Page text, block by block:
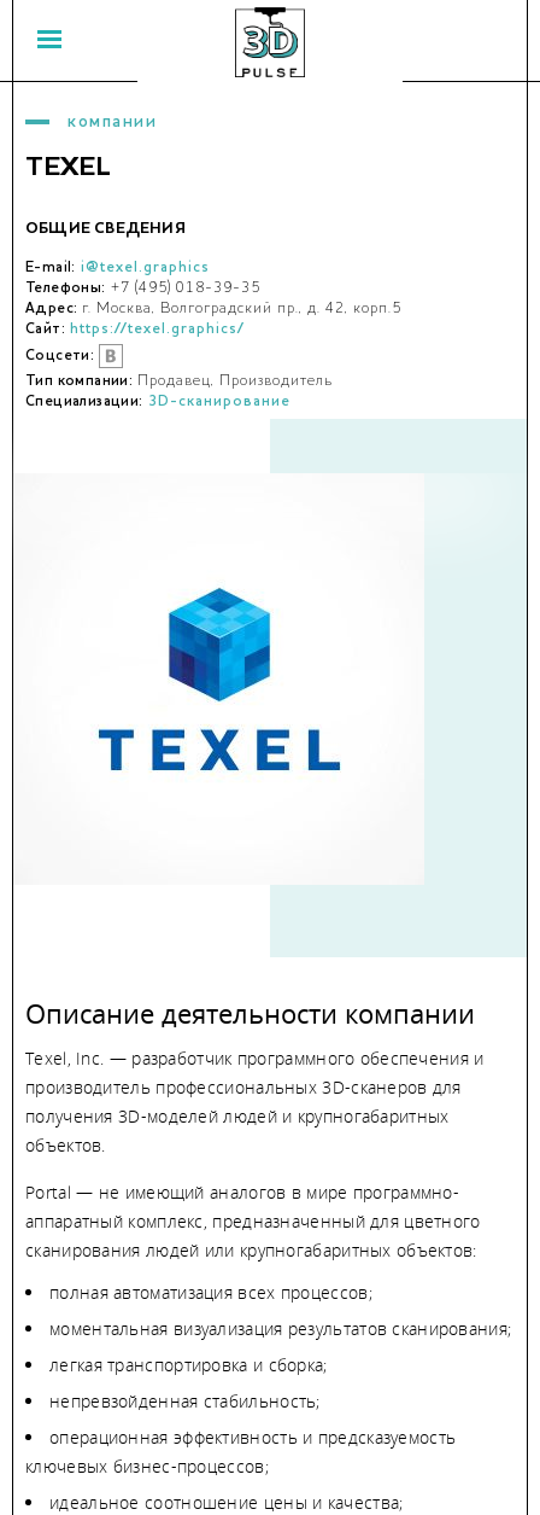
компании
TEXEL
ОБЩИЕ СВЕДЕНИЯ
E-mail: i@texel.graphics
Телефоны: +7 (495) 018-39-35
Адрес: г. Москва, Волгоградский пр., д. 42, корп.5
Сайт: https://texel.graphics/
Соцсети:
Тип компании:
Продавец, Производитель
Специализации: 3D-сканирование
Описание деятельности компании
Texel, Inc. — разработчик программного обеспечения и
производитель профессиональных 3D-сканеров для
получения 3D-моделей людей и крупногабаритных
объектов.
Portal — не имеющий аналогов в мире программно-
аппаратный комплекс, предназначенный для цветного
сканирования людей или крупногабаритных объектов:
полная автоматизация всех процессов;
моментальная визуализация результатов сканирования;
легкая транспортировка и сборка;
непревзойденная стабильность;
операционная эффективность и предсказуемость
ключевых бизнес-процессов;
идеальное соотношение цены и качества;